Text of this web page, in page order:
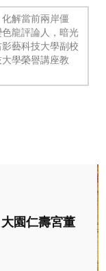
解當前兩岸僵
龍評論人，暗光
藝科技大學副校
學榮譽講座教
園仁壽宮董